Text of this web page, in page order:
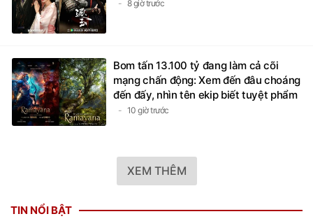
8 giờ trước
Bom tấn 13.100 tỷ đang làm cả cõi
mạng chấn động: Xem đến đâu choáng
đến đấy, nhìn tên ekip biết tuyệt phẩm
10 giờ trước
XEM THÊM
TIN NỔI BẬT